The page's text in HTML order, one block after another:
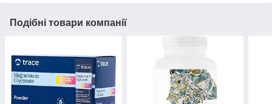
Подібні товари компанії